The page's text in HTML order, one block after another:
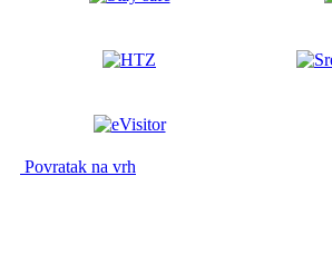
Povratak na vrh